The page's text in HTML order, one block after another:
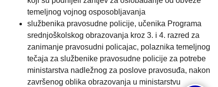
temeljnog vojnog osposobljavanja
službenika pravosudne policije, učenika Programa
srednjoškolskog obrazovanja kroz 3. i 4. razred za
zanimanje pravosudni policajac, polaznika temeljnog
tečaja za službenike pravosudne policije za potrebe
ministarstva nadležnog za poslove pravosuđa, nakon
završenog oblika obrazovanja u ministarstvu